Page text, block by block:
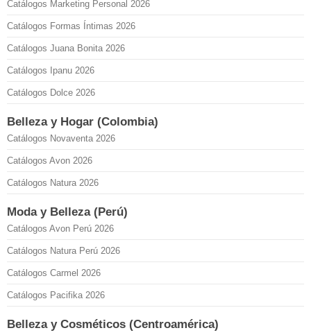
Catálogos Marketing Personal 2026
Catálogos Formas Íntimas 2026
Catálogos Juana Bonita 2026
Catálogos Ipanu 2026
Catálogos Dolce 2026
Belleza y Hogar (Colombia)
Catálogos Novaventa 2026
Catálogos Avon 2026
Catálogos Natura 2026
Moda y Belleza (Perú)
Catálogos Avon Perú 2026
Catálogos Natura Perú 2026
Catálogos Carmel 2026
Catálogos Pacifika 2026
Belleza y Cosméticos (Centroamérica)